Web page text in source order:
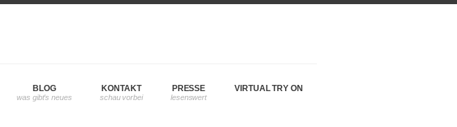
BLOG KONTAKT PRESSE VIRTUAL TRY ON